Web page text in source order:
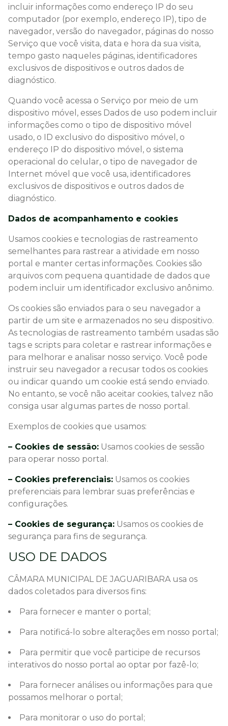
incluir informações como endereço IP do seu
computador (por exemplo, endereço IP), tipo de
navegador, versão do navegador, páginas do nosso
Serviço que você visita, data e hora da sua visita,
tempo gasto naqueles páginas, identificadores
exclusivos de dispositivos e outros dados de
diagnóstico.
Quando você acessa o Serviço por meio de um
dispositivo móvel, esses Dados de uso podem incluir
informações como o tipo de dispositivo móvel
usado, o ID exclusivo do dispositivo móvel, o
endereço IP do dispositivo móvel, o sistema
operacional do celular, o tipo de navegador de
Internet móvel que você usa, identificadores
exclusivos de dispositivos e outros dados de
diagnóstico.
Dados de acompanhamento e cookies
Usamos cookies e tecnologias de rastreamento
semelhantes para rastrear a atividade em nosso
portal e manter certas informações. Cookies são
arquivos com pequena quantidade de dados que
podem incluir um identificador exclusivo anônimo.
Os cookies são enviados para o seu navegador a
partir de um site e armazenados no seu dispositivo.
As tecnologias de rastreamento também usadas são
tags e scripts para coletar e rastrear informações e
para melhorar e analisar nosso serviço. Você pode
instruir seu navegador a recusar todos os cookies
ou indicar quando um cookie está sendo enviado.
No entanto, se você não aceitar cookies, talvez não
consiga usar algumas partes de nosso portal.
Exemplos de cookies que usamos:
– Cookies de sessão: Usamos cookies de sessão
para operar nosso portal.
– Cookies preferenciais: Usamos os cookies
preferenciais para lembrar suas preferências e
configurações.
– Cookies de segurança: Usamos os cookies de
segurança para fins de segurança.
USO DE DADOS
CÂMARA MUNICIPAL DE JAGUARIBARA usa os
dados coletados para diversos fins:
Para fornecer e manter o portal;
Para notificá-lo sobre alterações em nosso portal;
Para permitir que você participe de recursos
interativos do nosso portal ao optar por fazê-lo;
Para fornecer análises ou informações para que
possamos melhorar o portal;
Para monitorar o uso do portal;